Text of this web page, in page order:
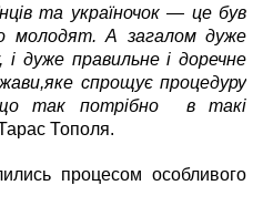
та україночок— це був
молодят. А загалом дуже
і дуже правильне і доречне
спрощує процедуру
що так потрібно в такі
Тополя.
процесом особливого